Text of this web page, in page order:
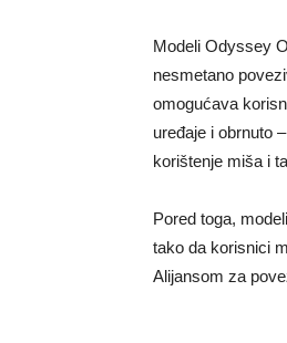
Modeli Odyssey
nesmetano
omogućava
uređaje i obrnuto
korištenje miša i
Pored toga,
tako da korisnici
Alijansom za